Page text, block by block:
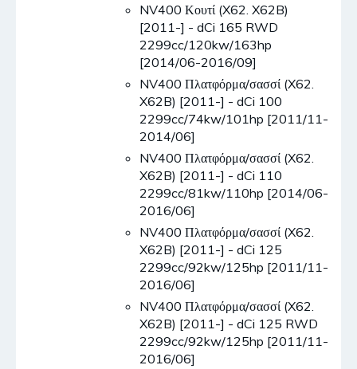
NV400 Κουτί (X62. X62B)
[2011-] - dCi 165 RWD
2299cc/120kw/163hp
[2014/06-2016/09]
NV400 Πλατφόρμα/σασσί (X62.
X62B) [2011-] - dCi 100
2299cc/74kw/101hp [2011/11-
2014/06]
NV400 Πλατφόρμα/σασσί (X62.
X62B) [2011-] - dCi 110
2299cc/81kw/110hp [2014/06-
2016/06]
NV400 Πλατφόρμα/σασσί (X62.
X62B) [2011-] - dCi 125
2299cc/92kw/125hp [2011/11-
2016/06]
NV400 Πλατφόρμα/σασσί (X62.
X62B) [2011-] - dCi 125 RWD
2299cc/92kw/125hp [2011/11-
2016/06]